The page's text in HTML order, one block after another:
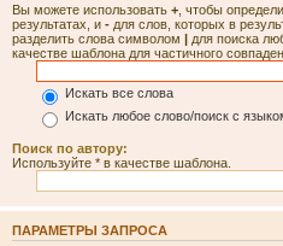
Вы можете использовать + , чтобы
результатах, и - для слов, которых в
разделить слова символом | для поиска
качестве шаблона для частичного
Искать все слова
Искать любое слово/поиск с
Поиск по автору:
Используйте * в качестве шаблона.
ПАРАМЕТРЫ ЗАПРОСА